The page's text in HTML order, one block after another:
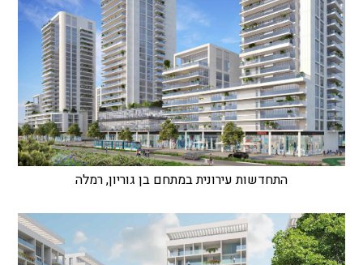
התחדשות עירונית במתחם בן גוריון, רמלה